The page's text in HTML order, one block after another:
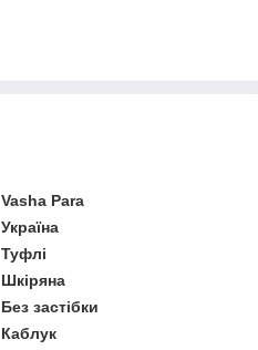
Vasha Para
Україна
Туфлі
Шкіряна
Без застібки
Каблук